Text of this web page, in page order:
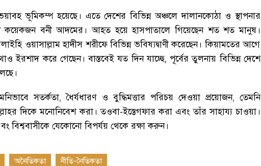
ভূমিকম্প হয়েছে। এতে দেশের বিভিন্ন অঞ্চলে দালানকোঠা ও স্থাপনার
কয়েকজন বনী আদমের । আহত হয়ে হাসপাতালে গিয়েছেন শত শত মানুষ।
ওয়াসাল্লাম হাদীস শরীফে বিভিন্ন ভবিষ্যদ্বাণী করেছেন। কিয়ামতের আগে
ইরশাদ করে গেছেন। বাস্তবেই যত দিন যাচ্ছে,পূর্বের তুলনায় বিভিন্ন দেশে
।
সতর্কতা,ধৈর্যধারণ ও বুদ্ধিমত্তার পরিচয় দেওয়া প্রয়োজন, তেমনি
দিকে মনোনিবেশ করা। তওবা-ইস্তেগফার করা এবং তাঁর সাহায্য চাওয়া।
বিশ্ববাসীকে যেকোনো বিপর্যয় থেকে রক্ষা করুন।
অনৈতিকতা নীতি-নৈতিকতা